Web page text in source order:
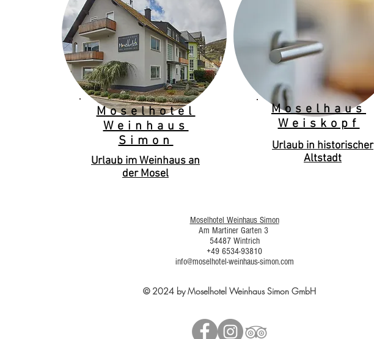
Moselhotel
Weinhaus
Simon
Urlaub im Weinhaus an
der Mosel
Moselhaus
Weiskopf
Urlaub in historischer
Altstadt
Moselhotel Weinhaus Simon
Am Martiner Garten 3
54487 Wintrich
+49 6534-93810
info@moselhotel-weinhaus-simon.com
© 2024 by Moselhotel Weinhaus Simon GmbH